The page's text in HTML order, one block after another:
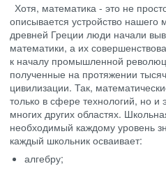
Хотя, математика - это не
описывается устройство
древней Греции люди начали
математики, а их
к началу промышленной
полученные на протяжении
цивилизации. Так,
только в сфере технологий, но
многих других областях.
необходимый каждому уровень
каждый школьник осваивает:
алгебру;